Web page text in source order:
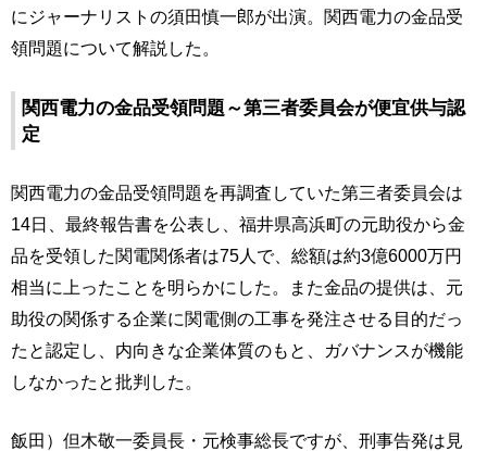
にジャーナリストの須田慎一郎が出演。関西電力の金品受
領問題について解説した。
関西電力の金品受領問題～第三者委員会が便宜供与認
定
関西電力の金品受領問題を再調査していた第三者委員会は
14日、最終報告書を公表し、福井県高浜町の元助役から金
品を受領した関電関係者は75人で、総額は約3億6000万円
相当に上ったことを明らかにした。また金品の提供は、元
助役の関係する企業に関電側の工事を発注させる目的だっ
たと認定し、内向きな企業体質のもと、ガバナンスが機能
しなかったと批判した。
飯田）但木敬一委員長・元検事総長ですが、刑事告発は見